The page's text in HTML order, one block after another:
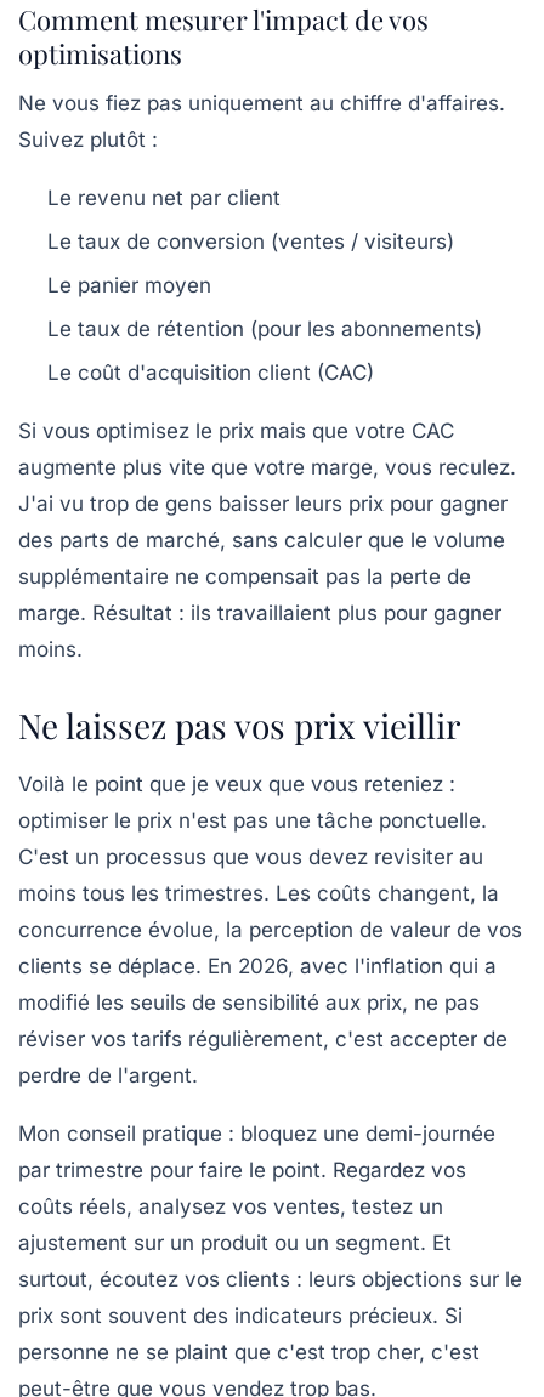
Comment mesurer l'impact de vos
optimisations
Ne vous fiez pas uniquement au chiffre d'affaires.
Suivez plutôt :
Le revenu net par client
Le taux de conversion (ventes / visiteurs)
Le panier moyen
Le taux de rétention (pour les abonnements)
Le coût d'acquisition client (CAC)
Si vous optimisez le prix mais que votre CAC
augmente plus vite que votre marge, vous reculez.
J'ai vu trop de gens baisser leurs prix pour gagner
des parts de marché, sans calculer que le volume
supplémentaire ne compensait pas la perte de
marge. Résultat : ils travaillaient plus pour gagner
moins.
Ne laissez pas vos prix vieillir
Voilà le point que je veux que vous reteniez :
optimiser le prix n'est pas une tâche ponctuelle.
C'est un processus que vous devez revisiter au
moins tous les trimestres. Les coûts changent, la
concurrence évolue, la perception de valeur de vos
clients se déplace. En 2026, avec l'inflation qui a
modifié les seuils de sensibilité aux prix, ne pas
réviser vos tarifs régulièrement, c'est accepter de
perdre de l'argent.
Mon conseil pratique : bloquez une demi-journée
par trimestre pour faire le point. Regardez vos
coûts réels, analysez vos ventes, testez un
ajustement sur un produit ou un segment. Et
surtout, écoutez vos clients : leurs objections sur le
prix sont souvent des indicateurs précieux. Si
personne ne se plaint que c'est trop cher, c'est
peut-être que vous vendez trop bas.